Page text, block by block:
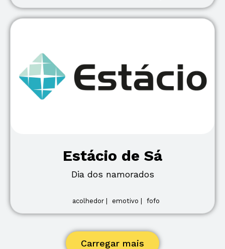
Estácio de Sá
Dia dos namorados
acolhedor | emotivo | fofo
Carregar mais